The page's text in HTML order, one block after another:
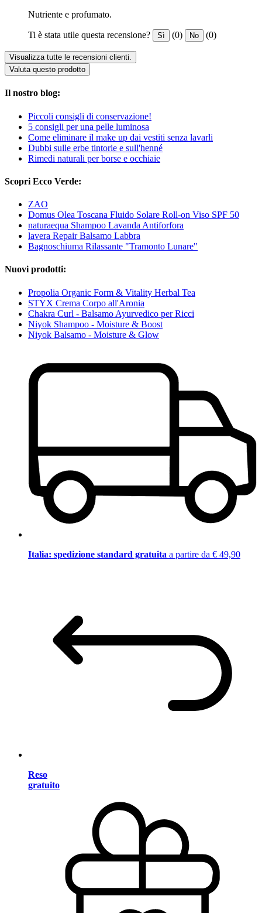
Nutriente e profumato.
Ti è stata utile questa recensione? Sì (0) No (0)
Visualizza tutte le recensioni clienti.
Valuta questo prodotto
Il nostro blog:
Piccoli consigli di conservazione!
5 consigli per una pelle luminosa
Come eliminare il make up dai vestiti senza lavarli
Dubbi sulle erbe tintorie e sull'henné
Rimedi naturali per borse e occhiaie
Scopri Ecco Verde:
ZAO
Domus Olea Toscana Fluido Solare Roll-on Viso SPF 50
naturaequa Shampoo Lavanda Antiforfora
lavera Repair Balsamo Labbra
Bagnoschiuma Rilassante "Tramonto Lunare"
Nuovi prodotti:
Propolia Organic Form & Vitality Herbal Tea
STYX Crema Corpo all'Aronia
Chakra Curl - Balsamo Ayurvedico per Ricci
Niyok Shampoo - Moisture & Boost
Niyok Balsamo - Moisture & Glow
Italia: spedizione standard gratuita a partire da € 49,90
Reso
gratuito